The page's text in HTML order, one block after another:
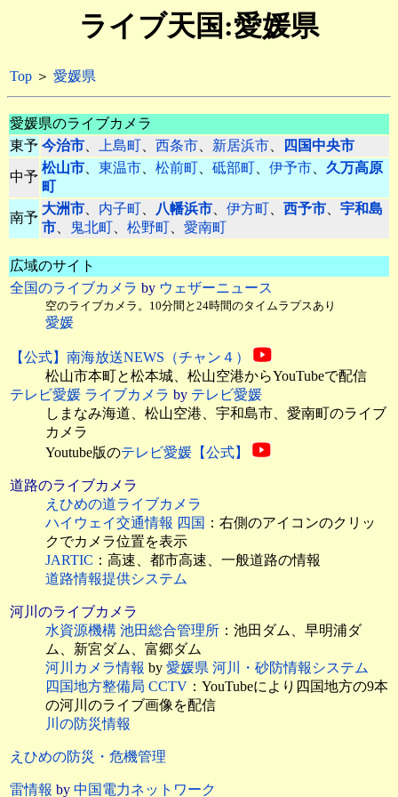
ライブ天国:愛媛県
Top ＞ 愛媛県
愛媛県のライブカメラ
東予 今治市、 上島町、 西条市、 新居浜市、 四国中央市
中予
松山市、 東温市、 松前町、 砥部町、 伊予市、 久万高原
町
南予
大洲市、 内子町、 八幡浜市、 伊方町、 西予市、 宇和島
市、 鬼北町、 松野町、 愛南町
広域のサイト
全国のライブカメラ by ウェザーニュース
空のライブカメラ。10分間と24時間のタイムラプスあり
愛媛
【公式】南海放送NEWS（チャン４）
松山市本町と松本城、松山空港からYouTubeで配信
テレビ愛媛 ライブカメラ by テレビ愛媛
しまなみ海道、松山空港、宇和島市、愛南町のライブ
カメラ
Youtube版のテレビ愛媛【公式】
道路のライブカメラ
えひめの道ライブカメラ
ハイウェイ交通情報 四国 ：右側のアイコンのクリッ
クでカメラ位置を表示
JARTIC ：高速、都市高速、一般道路の情報
道路情報提供システム
河川のライブカメラ
水資源機構 池田総合管理所 ：池田ダム、早明浦ダ
ム、新宮ダム、富郷ダム
河川カメラ情報 by 愛媛県 河川・砂防情報システム
四国地方整備局 CCTV ：YouTubeにより四国地方の9本
の河川のライブ画像を配信
川の防災情報
えひめの防災・危機管理
雷情報 by 中国電力ネットワーク